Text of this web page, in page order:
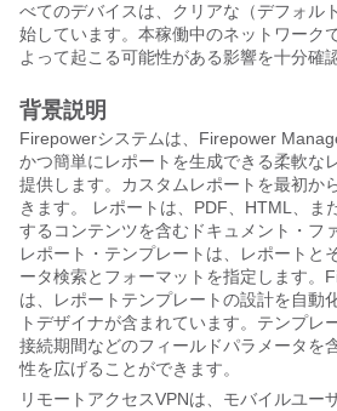
べてのデバイスは、クリアな（デフォル
始しています。本稼働中のネットワーク
よって起こる可能性がある影響を十分確
背景説明
Firepowerシステムは、Firepower
かつ簡単にレポートを生成できる柔軟な
提供します。カスタムレポートを最初か
きます。 レポートは、PDF、HTML、ま
するコンテンツを含むドキュメント・フ
レポート・テンプレートは、レポートと
ータ検索とフォーマットを指定します。
は、レポートテンプレートの設計を自動
トデザイナが含まれています。テンプレ
接続期間などのフィールドパラメータを
性を広げることができます。
リモートアクセスVPNは、モバイルユー